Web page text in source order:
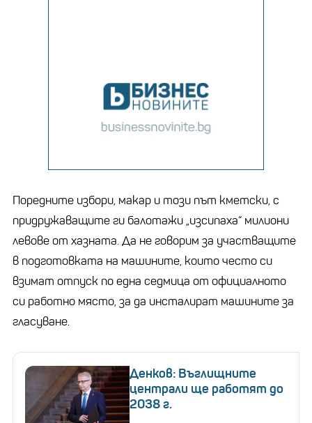
Поредните избори, макар и този път кметски, с
придружаващите ги балотажи „изсипаха“ милиони
левове от хазната. Да не говорим за участващите
в подготовката на машините, които често си
взимат отпуск по една седмица от официалното
си работно място, за да инсталират машините за
гласуване.
Денков: Въглищните
централи ще работят до
2038 г.